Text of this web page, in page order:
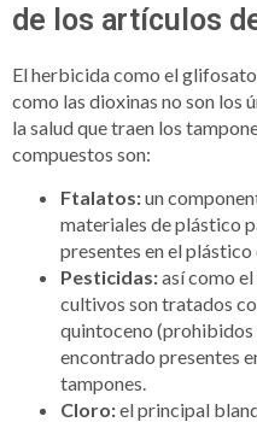
de los artículos
El herbicida como el
como las dioxinas no son los
la salud que traen los
compuestos son:
Ftalatos:un
materiales de plástico
presentes en el plástico
Pesticidas:así como
cultivos son tratados
quintoceno (prohibidos
encontrado presentes
tampones.
Cloro:el principal